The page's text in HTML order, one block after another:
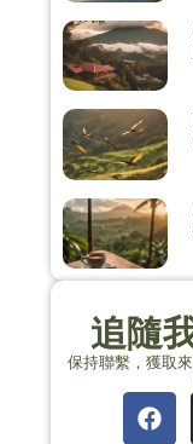
追隨
保持聯繫，獲取